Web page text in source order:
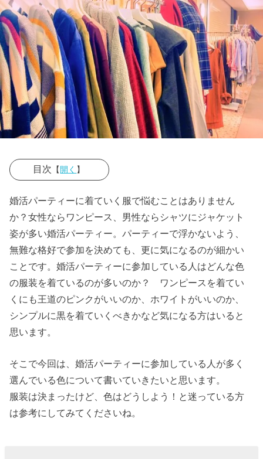
目次 【開く 】
› 婚活パーティ
ーでのファッ
ション！どん
な服装がい
い？
› 婚活パーティ
ーの服装はど
んな色が多
い？
› 婚活パーティ
ーの服装で人
気色はパステ
ルカラー？
婚活パーティーに着ていく服で悩むことはありません
か？女性ならワンピース、男性ならシャツにジャケット
姿が多い婚活パーティー。パーティーで浮かないよう、
無難な格好で参加を決めても、更に気になるのが細かい
ことです。婚活パーティーに参加している人はどんな色
の服装を着ているのが多いのか？ ワンピースを着てい
くにも王道のピンクがいいのか、ホワイトがいいのか、
シンプルに黒を着ていくべきかなど気になる方はいると
思います。
そこで今回は、婚活パーティーに参加している人が多く
選んでいる色について書いていきたいと思います。
服装は決まったけど、色はどうしよう！と迷っている方
は参考にしてみてくださいね。